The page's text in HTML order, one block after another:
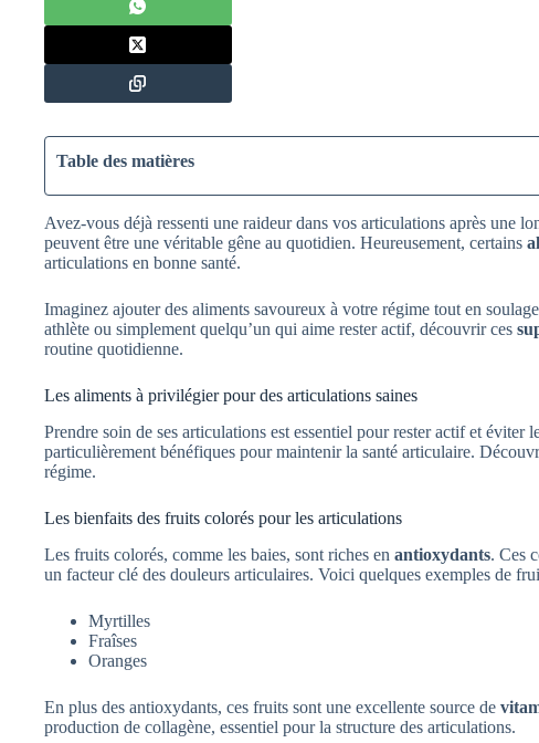
Table des matières
Avez-vous déjà ressenti une raideur dans vos articulations après une
peuvent être une véritable gêne au quotidien. Heureusement, certains
articulations en bonne santé.
Imaginez ajouter des aliments savoureux à votre régime tout en
athlète ou simplement quelqu’un qui aime rester actif, découvrir ces
routine quotidienne.
Les aliments à privilégier pour des articulations saines
Prendre soin de ses articulations est essentiel pour rester actif et éviter
particulièrement bénéfiques pour maintenir la santé articulaire.
régime.
Les bienfaits des fruits colorés pour les articulations
Les fruits colorés, comme les baies, sont riches en antioxydants. Ces
un facteur clé des douleurs articulaires. Voici quelques exemples de
Myrtilles
Fraîses
Oranges
En plus des antioxydants, ces fruits sont une excellente source de
production de collagène, essentiel pour la structure des articulations.